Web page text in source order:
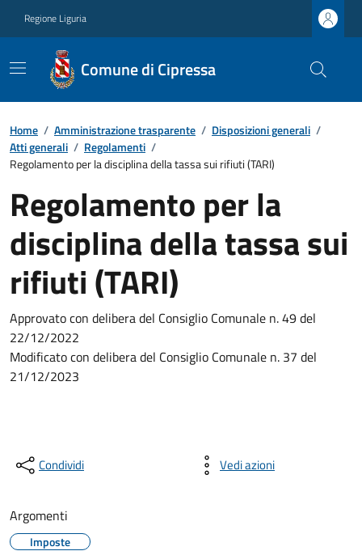
Regione Liguria
Comune di Cipressa
Home / Amministrazione trasparente / Disposizioni generali /
Atti generali / Regolamenti /
Regolamento per la disciplina della tassa sui rifiuti (TARI)
Regolamento per la
disciplina della tassa sui
rifiuti (TARI)
Approvato con delibera del Consiglio Comunale n. 49 del
22/12/2022
Modificato con delibera del Consiglio Comunale n. 37 del
21/12/2023
Condividi Vedi azioni
Argomenti
Imposte